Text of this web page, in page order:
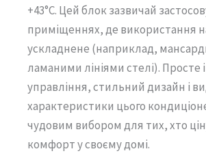
+43°С. Цей блок зазвичай
приміщеннях, де використання
ускладнене (наприклад,
ламаними лініями стелі). Просте
управління, стильний дизайн і
характеристики цього
чудовим вибором для тих, хто
комфорт у своєму домі.